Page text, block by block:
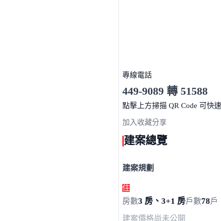
專線電話
449-9089 轉 51588
服務時間 10:00～19:00
點擊上方掃描 QR Code 可快
加入收藏分享
建案總覽
建案規劃
住
房數3 房、3+1 房戶數78戶
建案價格尚未公開